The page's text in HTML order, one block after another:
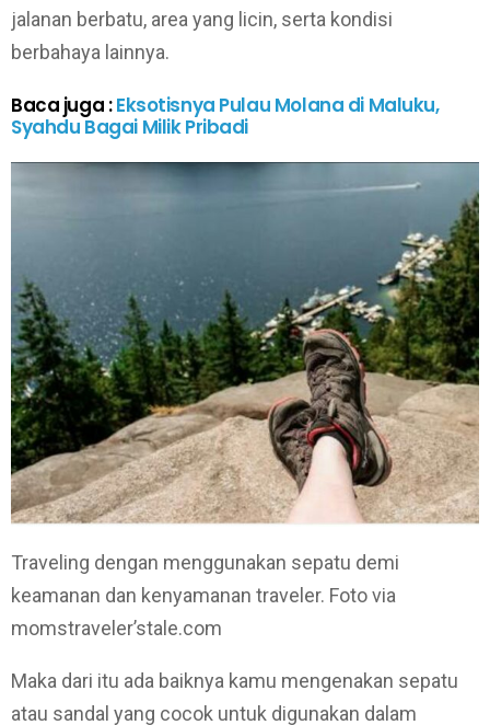
jalanan berbatu, area yang licin, serta kondisi
berbahaya lainnya.
Baca juga :Eksotisnya Pulau Molana di Maluku,
Syahdu Bagai Milik Pribadi
Traveling dengan menggunakan sepatu demi
keamanan dan kenyamanan traveler. Foto via
momstraveler’stale.com
Maka dari itu ada baiknya kamu mengenakan sepatu
atau sandal yang cocok untuk digunakan dalam